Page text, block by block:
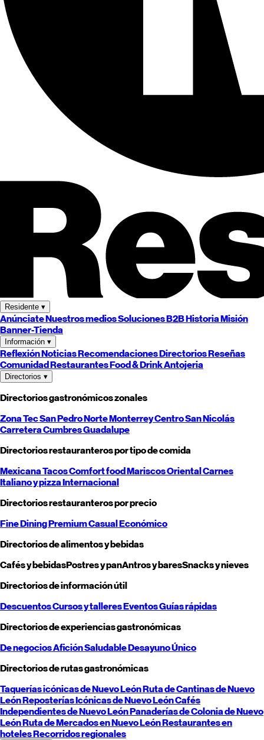
Residente ▾
AnúnciateNuestros mediosSoluciones B2BHistoriaMisión
Banner-Tienda
Información ▾
ReflexiónNoticiasRecomendacionesDirectoriosReseñas
ComunidadRestaurantesFood & DrinkAntojeria
Directorios ▾
Directorios gastronómicos zonales
Zona TecSan PedroNorteMonterreyCentroSan Nicolás
CarreteraCumbresGuadalupe
Directorios restauranteros por tipo de comida
MexicanaTacosComfort foodMariscosOrientalCarnes
Italiano y pizzaInternacional
Directorios restauranteros por precio
Fine DiningPremiumCasualEconómico
Directorios de alimentos y bebidas
Cafés y bebidasPostres y panAntros y baresSnacks y nieves
Directorios de información útil
DescuentosCursos y talleresEventosGuías rápidas
Directorios de experiencias gastronómicas
De negociosAficiónSaludableDesayunoÚnico
Directorios de rutas gastronómicas
Taquerías icónicas deNuevo LeónRuta de Cantinas deNuevo
LeónReposterías Icónicas deNuevo LeónCafés
Independientes deNuevo LeónPanaderías de Colonia deNuevo
LeónRuta de Mercados enNuevo LeónRestaurantes en
hotelesRecorridos regionales